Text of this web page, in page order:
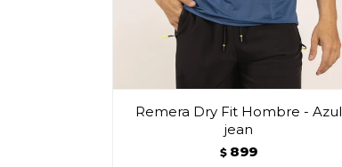
Remera Dry Fit Hombre - Azul
jean
$ 899